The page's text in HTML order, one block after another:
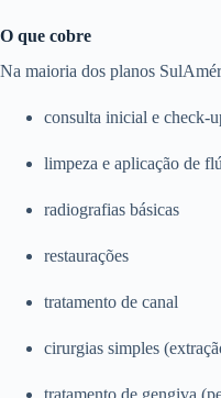
O que cobre
Na maioria dos planos
consulta inicial e check-
limpeza e aplicação de
radiografias básicas
restaurações
tratamento de canal
cirurgias simples